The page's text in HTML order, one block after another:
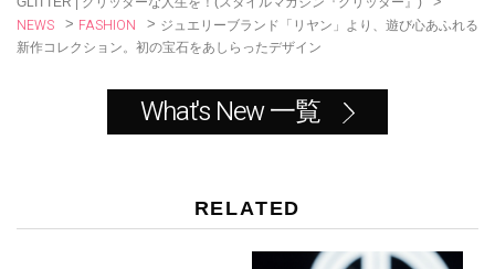
NEWS > FASHION > ジュエリーブランド「リヤン」より、遊び心あふれる
新作コレクション。初の宝石をあしらったデザイン
What's New 一覧
RELATED